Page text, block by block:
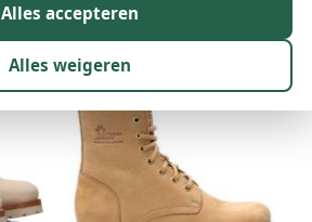
Alles accepteren
Alles weigeren